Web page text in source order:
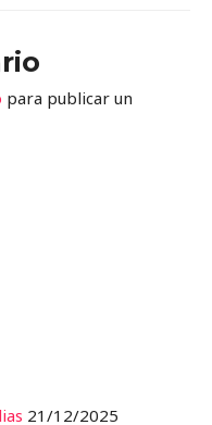
para publicar un
21/12/2025